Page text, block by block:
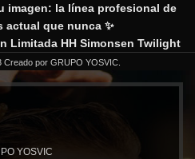
imagen: la línea profesional de
actual que nunca ✨
Limitada HH Simonsen Twilight
Creado por GRUPO YOSVIC.
YOSVIC